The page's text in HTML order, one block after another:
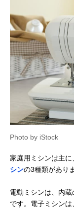
Photo by iStock
家庭用ミシンは主に
シンの3種類があり
電動ミシンは、内
です。電子ミシンは